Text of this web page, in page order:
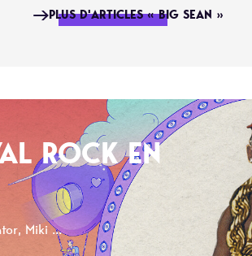
PLUS D'ARTICLES « BIG SEAN »
ROCK EN
Miki ...